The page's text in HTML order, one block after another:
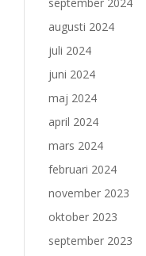
augusti 2024
juli 2024
juni 2024
maj 2024
april 2024
mars 2024
februari 2024
november 2023
oktober 2023
september 2023